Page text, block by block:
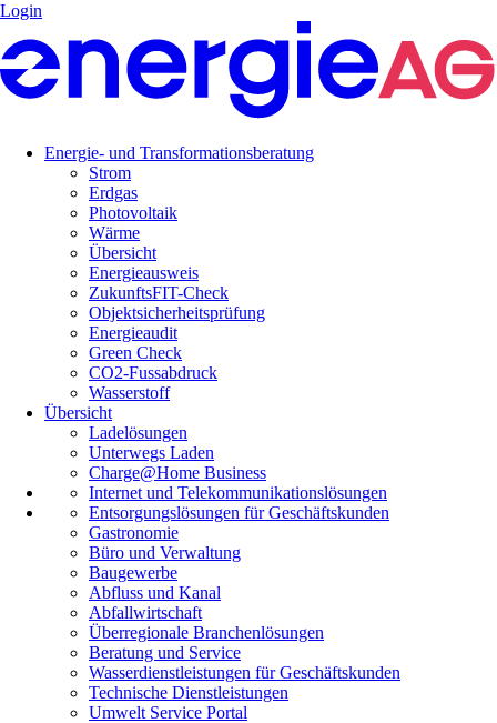
Login
Energie- und Transformationsberatung
Strom
Erdgas
Photovoltaik
Wärme
Übersicht
Energieausweis
ZukunftsFIT-Check
Objektsicherheitsprüfung
Energieaudit
Green Check
CO2-Fussabdruck
Wasserstoff
Übersicht
Ladelösungen
Unterwegs Laden
Charge@Home Business
Internet und Telekommunikationslösungen
Entsorgungslösungen für Geschäftskunden
Gastronomie
Büro und Verwaltung
Baugewerbe
Abfluss und Kanal
Abfallwirtschaft
Überregionale Branchenlösungen
Beratung und Service
Wasserdienstleistungen für Geschäftskunden
Technische Dienstleistungen
Umwelt Service Portal